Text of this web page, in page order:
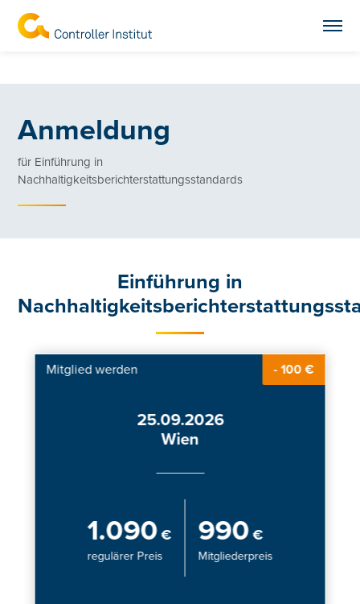
Anmeldung
für Einführung in
Nachhaltigkeitsberichterstattungsstandards
Einführung in
Mitglied werden - 100 €
25.09.2026
Wien
1.090 €
regulärer Preis
990 €
Mitgliederpreis